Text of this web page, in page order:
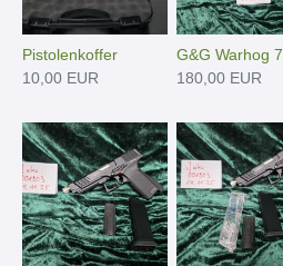
Pistolenkoffer
10,00 EUR
G&G Warhog 7
180,00 EUR